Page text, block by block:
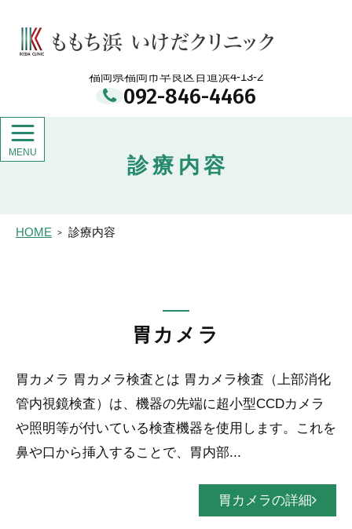
ももち浜 いけだクリニック
福岡県福岡市早良区百道浜4-13-2
092-846-4466
HOME 診療内容
診療内容
胃カメラ
胃カメラ 胃カメラ検査とは 胃カメラ検査（上部消化
管内視鏡検査）は、機器の先端に超小型CCDカメラ
や照明等が付いている検査機器を使用します。これを
鼻や口から挿入することで、胃内部...
胃カメラの詳細